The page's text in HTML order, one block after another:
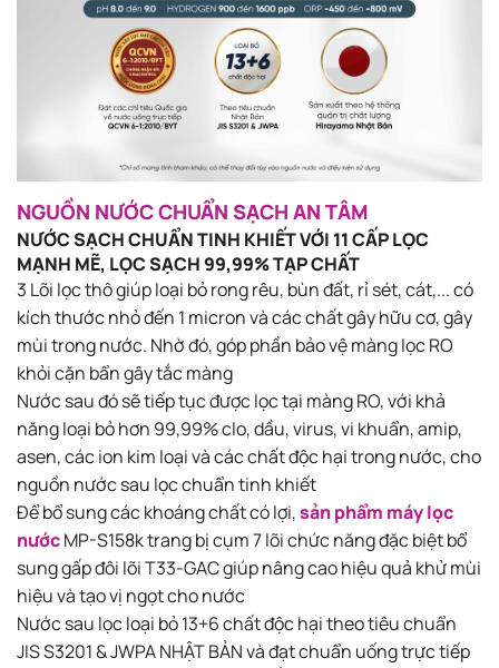
NGUỒN NƯỚC CHUẨN SẠCH AN TÂM
NƯỚC SẠCH CHUẨN TINH KHIẾT VỚI 11 CẤP LỌC
MẠNH MẼ, LỌC SẠCH 99,99% TẠP CHẤT
3 Lõi lọc thô giúp loại bỏ rong rêu, bùn đất, rỉ sét, cát,... có
kích thước nhỏ đến 1 micron và các chất gây hữu cơ, gây
mùi trong nước. Nhờ đó, góp phần bảo vệ màng lọc RO
khỏi cặn bẩn gây tắc​ màng
Nước sau đó sẽ tiếp tục được lọc tại màng RO, với khả
năng loại bỏ hơn 99,99% clo, dầu, virus, vi khuẩn, amip,
asen, các ion kim loại và các chất độc hại trong nước, cho
nguồn nước sau lọc chuẩn tinh khiết
Để bổ sung các khoáng chất có lợi,sản phẩm máy lọc
nướcMP-S158k trang bị cụm 7 lõi chức năng đặc biệt bổ
sung gấp đôi lõi T33-GAC giúp nâng cao hiệu quả khử mùi
hiệu và tạo vị ngọt cho nước
Nước sau lọc loại bỏ 13+6 chất độc hại theo tiêu chuẩn
JIS S3201 & JWPA NHẬT BẢN và đạt chuẩn uống trực tiếp